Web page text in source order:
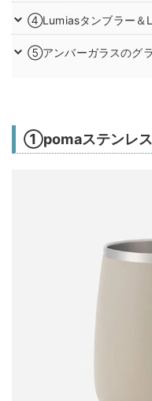
④Lumiasタンブラー＆
⑤アンバーガラスのグ
①pomaステンレ